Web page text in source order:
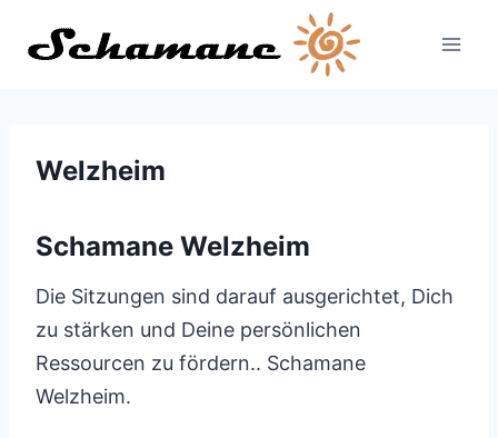
Inhalt
Welzheim
Schamane Welzheim
Die Sitzungen sind darauf ausgerichtet, Dich
zu stärken und Deine persönlichen
Ressourcen zu fördern.. Schamane
Welzheim.